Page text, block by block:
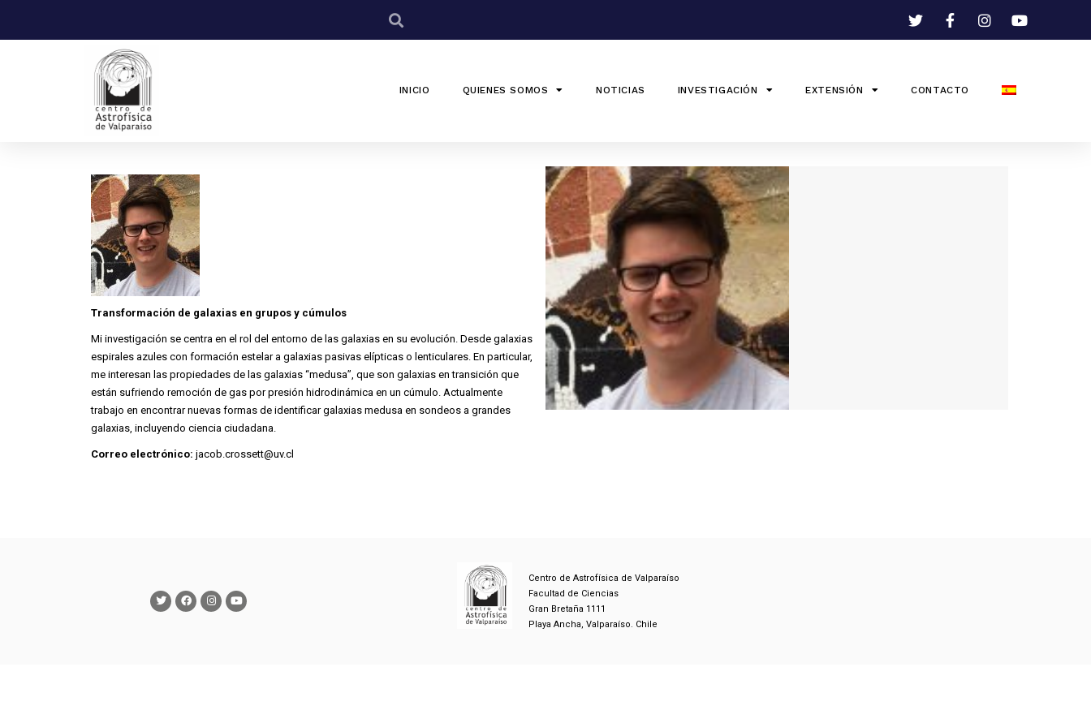
INICIO QUIENES SOMOS NOTICIAS INVESTIGACIÓN EXTENSIÓN CONTACTO
Transformación de galaxias en grupos y cúmulos
Mi investigación se centra en el rol del entorno de las galaxias en su evolución. Desde galaxias
espirales azules con formación estelar a galaxias pasivas elípticas o lenticulares. En particular,
me interesan las propiedades de las galaxias “medusa”, que son galaxias en transición que
están sufriendo remoción de gas por presión hidrodinámica en un cúmulo. Actualmente
trabajo en encontrar nuevas formas de identificar galaxias medusa en sondeos a grandes
galaxias, incluyendo ciencia ciudadana.
Correo electrónico: jacob.crossett@uv.cl
Centro de Astrofísica de Valparaíso
Facultad de Ciencias
Gran Bretaña 1111
Playa Ancha, Valparaíso. Chile